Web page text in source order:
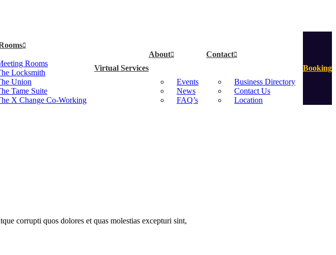
Rooms
Locksmith
Union
Tame Suite
X Change Co-Working
Virtual Services
About
Events
News
FAQ’s
Contact
Business Directory
Contact Us
Location
Booking
corrupti quos dolores et quas molestias excepturi sint,